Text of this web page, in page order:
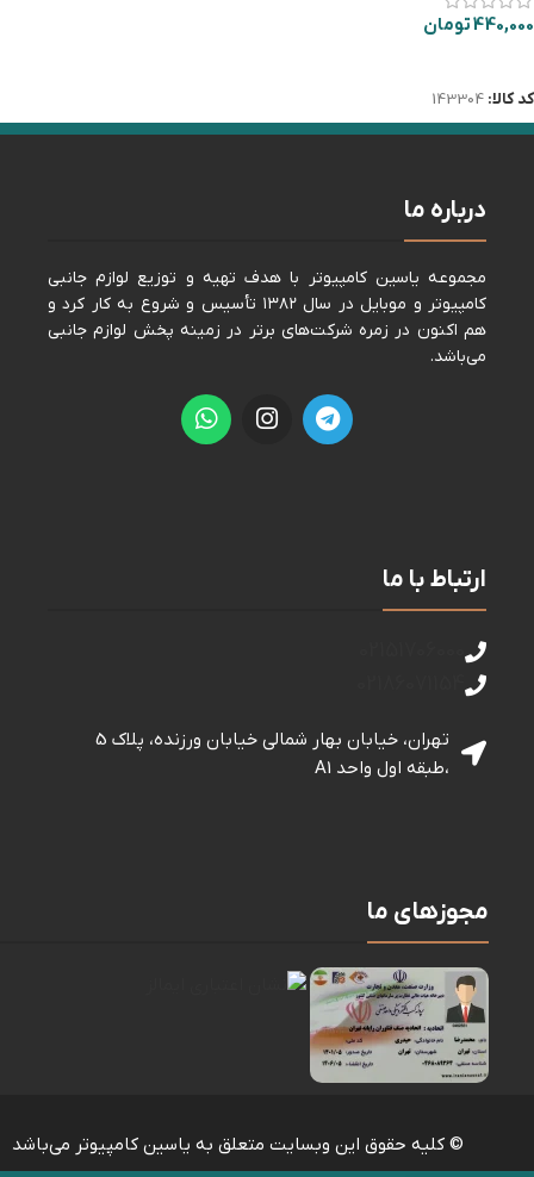
440,000تومان
کد کالا: 143304
درباره ما
مجموعه ياسين كامپيوتر با هدف تهيه و توزيع لوازم جانبی
كامپيوتر و موبايل در سال ١٣٨٢ تأسيس و شروع به كار كرد و
هم اكنون در زمره شركت‌های برتر در زمينه پخش لوازم جانبی
می‌باشد.
ارتباط با ما
تهران، خیابان بهار شمالی خيابان ورزنده، پلاک 5
،طبقه اول واحد A1
مجوزهای ما
© کلیه حقوق این وبسایت متعلق به یاسین کامپیوتر می‌باشد